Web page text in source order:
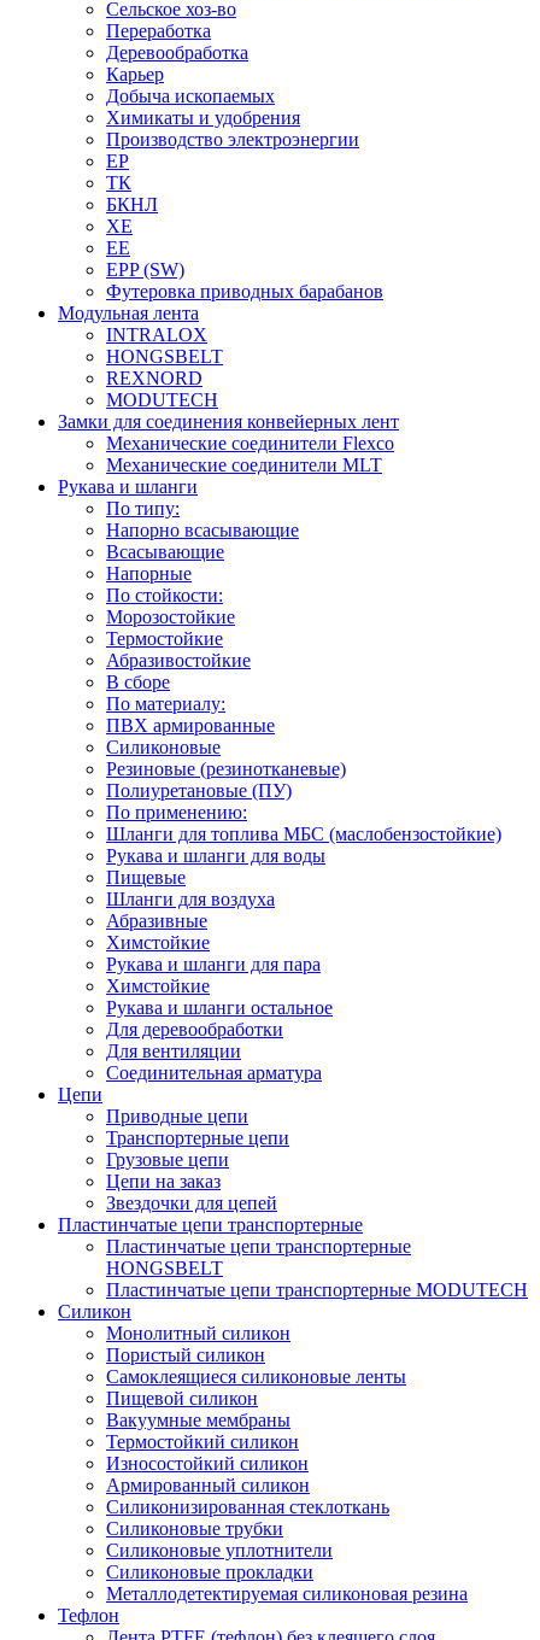
Сельское хоз-во
Переработка
Деревообработка
Карьер
Добыча ископаемых
Химикаты и удобрения
Производство электроэнергии
EP
ТК
БКНЛ
XE
EE
EPP (SW)
Футеровка приводных барабанов
Модульная лента
INTRALOX
HONGSBELT
REXNORD
MODUTECH
Замки для соединения конвейерных лент
Механические соединители Flexco
Механические соединители MLT
Рукава и шланги
По типу:
Напорно всасывающие
Всасывающие
Напорные
По стойкости:
Морозостойкие
Термостойкие
Абразивостойкие
В сборе
По материалу:
ПВХ армированные
Силиконовые
Резиновые (резинотканевые)
Полиуретановые (ПУ)
По применению:
Шланги для топлива МБС (маслобензостойкие)
Рукава и шланги для воды
Пищевые
Шланги для воздуха
Абразивные
Химстойкие
Рукава и шланги для пара
Химстойкие
Рукава и шланги остальное
Для деревообработки
Для вентиляции
Соединительная арматура
Цепи
Приводные цепи
Транспортерные цепи
Грузовые цепи
Цепи на заказ
Звездочки для цепей
Пластинчатые цепи транспортерные
Пластинчатые цепи транспортерные
HONGSBELT
Пластинчатые цепи транспортерные MODUTECH
Силикон
Монолитный силикон
Пористый силикон
Самоклеящиеся силиконовые ленты
Пищевой силикон
Вакуумные мембраны
Термостойкий силикон
Износостойкий силикон
Армированный силикон
Силиконизированная стеклоткань
Силиконовые трубки
Силиконовые уплотнители
Силиконовые прокладки
Металлодетектируемая силиконовая резина
Тефлон